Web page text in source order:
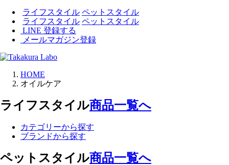
ライフスタイル ペットスタイル
ライフスタイル ペットスタイル
LINE 登録する
メールマガジン登録
HOME
オイルケア
ライフスタイル商品一覧へ
カテゴリーから探す
ブランドから探す
ペットスタイル商品一覧へ